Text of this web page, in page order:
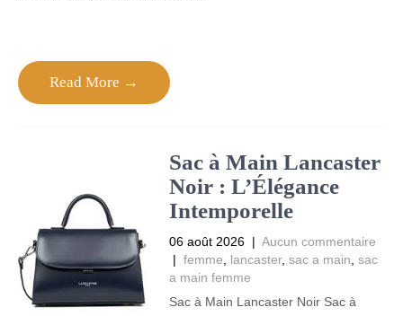
Read More →
Sac à Main Lancaster
Noir : L’Élégance
Intemporelle
06 août 2026 | Aucun commentaire
| femme lancaster, sac a main sac
a main femme
Sac à Main Lancaster Noir Sac à